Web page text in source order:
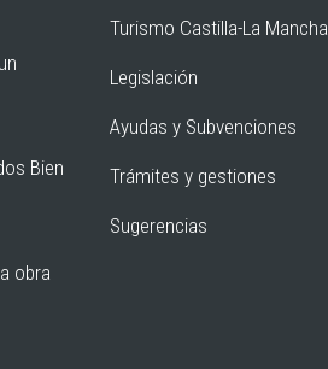
Bien
obra
Turismo Castilla-La Mancha
Legislación
Ayudas y Subvenciones
Trámites y gestiones
Sugerencias